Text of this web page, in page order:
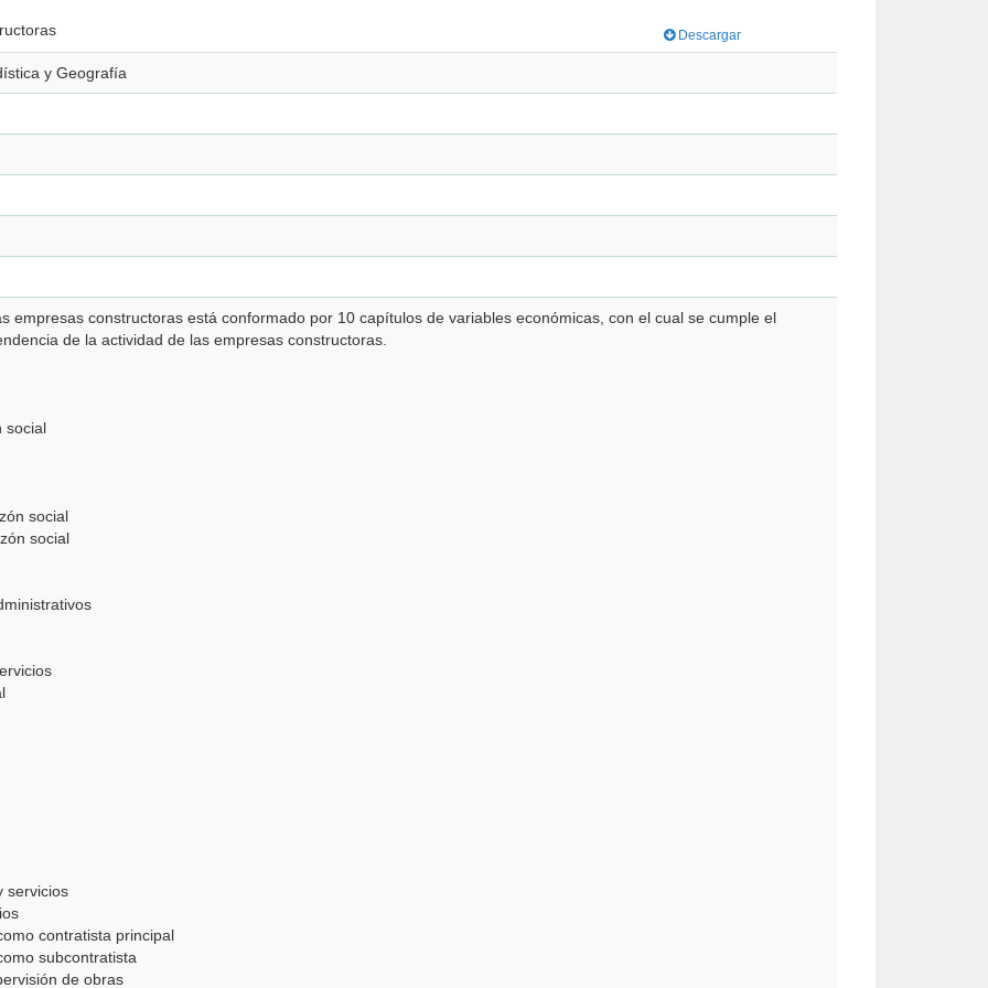
Descargar
y Geografía
empresas constructoras está conformado por 10 capítulos de variables económicas, con el cual se cumple el
de la actividad de las empresas constructoras.
social
social
social
servicios
contratista principal
subcontratista
de obras